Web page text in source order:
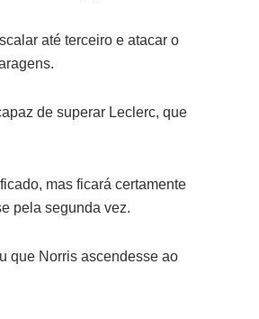
até terceiro e atacar o
de superar Leclerc, que
mas ficará certamente
pela segunda vez.
que Norris ascendesse ao